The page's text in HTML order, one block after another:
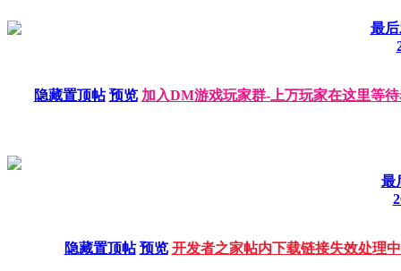
最后
隐藏置顶帖 预览 加入DM游戏玩家群-上万玩家在这里等
最
隐藏置顶帖 预览 开发者之家帖内下载链接失效处理